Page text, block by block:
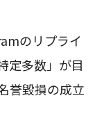
のリプライ
定多数」が目
誉毀損の成立